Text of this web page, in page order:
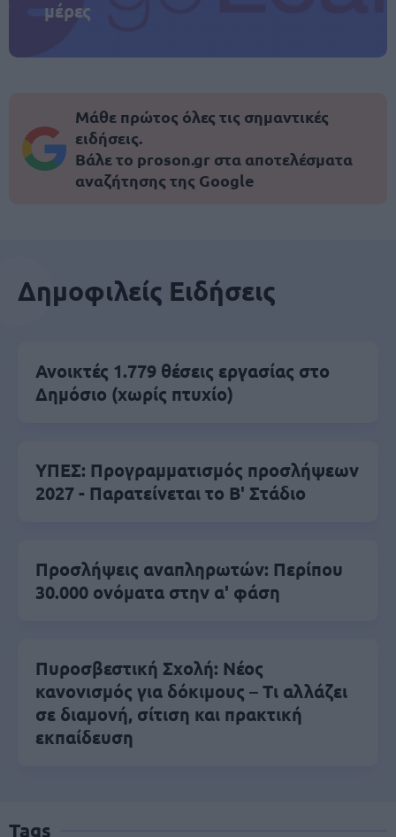
μέρες
Μάθε πρώτος όλες τις σημαντικές
ειδήσεις.
Βάλε το proson.gr στα αποτελέσματα
αναζήτησης της Google
Δημοφιλείς Ειδήσεις
Ανοικτές 1.779 θέσεις εργασίας στο
Δημόσιο (χωρίς πτυχίο)
ΥΠΕΣ: Προγραμματισμός προσλήψεων
2027 - Παρατείνεται το Β' Στάδιο
Προσλήψεις αναπληρωτών: Περίπου
30.000 ονόματα στην α' φάση
Πυροσβεστική Σχολή: Νέος
κανονισμός για δόκιμους – Τι αλλάζει
σε διαμονή, σίτιση και πρακτική
εκπαίδευση
Tags